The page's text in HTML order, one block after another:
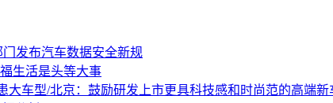
门发布汽车数据安全新规
生活是头等大事
车型/北京：鼓励研发上市更具科技感和时尚范的高端